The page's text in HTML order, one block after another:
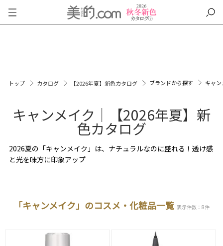
トップ カタログ 【2026年夏】新色カタログ ブランドから探す キャ
キャンメイク｜【2026年夏】新
色カタログ
2026夏の「キャンメイク」は、ナチュラルなのに盛れる！透け感
と光を味方に印象アップ
「キャンメイク」のコスメ・化粧品一覧 表示件数：8件